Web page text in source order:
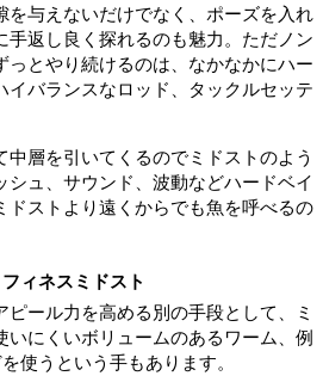
を与えないだけでなく、ポーズを入れ
手返し良く探れるのも魅力。ただノン
っとやり続けるのは、なかなかにハー
イバランスなロッド、タックルセッテ
層を引いてくるのでミドストのよう
シュ、サウンド、波動などハードベイ
ドストより遠くからでも魚を呼べるの
ィネスミドスト
ピール力を高める別の手段として、ミ
いにくいボリュームのあるワーム、例
使うという手もあります。